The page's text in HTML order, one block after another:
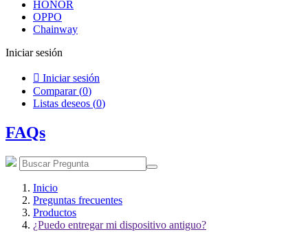
HONOR
OPPO
Chainway
Iniciar sesión
 Iniciar sesión
Comparar (0)
Listas deseos (0)
FAQs
Inicio
Preguntas frecuentes
Productos
¿Puedo entregar mi dispositivo antiguo?